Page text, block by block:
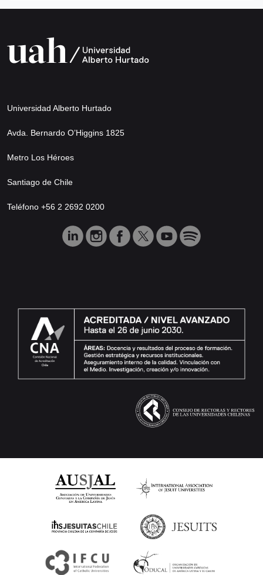
Universidad Alberto Hurtado
Avda. Bernardo O’Higgins 1825
Metro Los Héroes
Santiago de Chile
Teléfono +56 2 2692 0200